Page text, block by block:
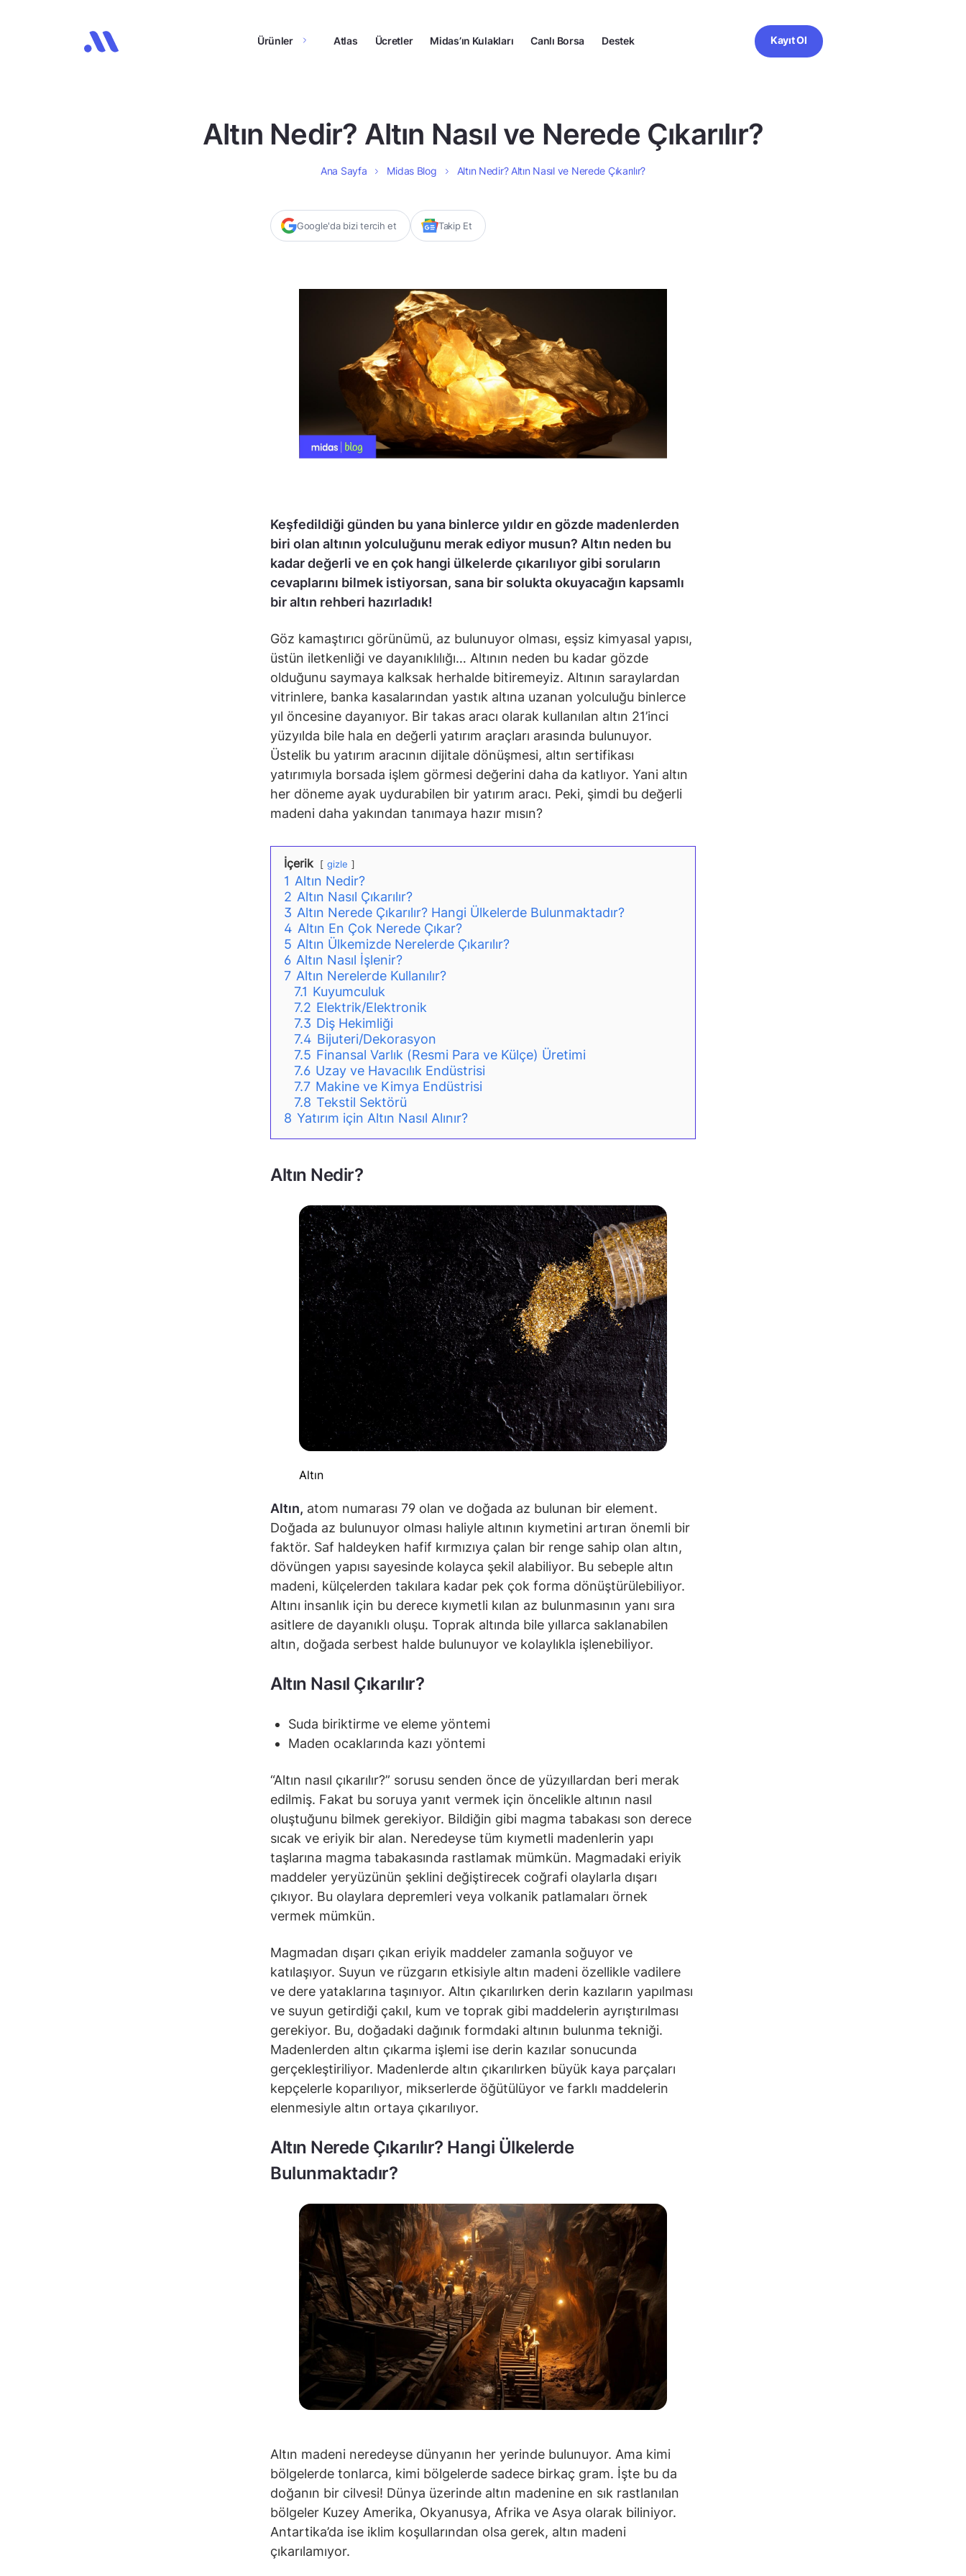
Ürünler Atlas Ücretler Midas’ın Kulakları Canlı Borsa Destek Kayıt Ol
Altın Nedir? Altın Nasıl ve Nerede Çıkarılır?
Ana Sayfa Midas Blog Altın Nedir? Altın Nasıl ve Nerede Çıkarılır?
Google'da bizi tercih et Takip Et
Keşfedildiği günden bu yana binlerce yıldır en gözde madenlerden
biri olan altının yolculuğunu merak ediyor musun? Altın neden bu
kadar değerli ve en çok hangi ülkelerde çıkarılıyor gibi soruların
cevaplarını bilmek istiyorsan, sana bir solukta okuyacağın kapsamlı
bir altın rehberi hazırladık!
Göz kamaştırıcı görünümü, az bulunuyor olması, eşsiz kimyasal yapısı,
üstün iletkenliği ve dayanıklılığı… Altının neden bu kadar gözde
olduğunu saymaya kalksak herhalde bitiremeyiz. Altının saraylardan
vitrinlere, banka kasalarından yastık altına uzanan yolculuğu binlerce
yıl öncesine dayanıyor. Bir takas aracı olarak kullanılan altın 21’inci
yüzyılda bile hala en değerli yatırım araçları arasında bulunuyor.
Üstelik bu yatırım aracının dijitale dönüşmesi, altın sertifikası
yatırımıyla borsada işlem görmesi değerini daha da katlıyor. Yani altın
her döneme ayak uydurabilen bir yatırım aracı. Peki, şimdi bu değerli
madeni daha yakından tanımaya hazır mısın?
İçerik gizle
1 Altın Nedir?
2 Altın Nasıl Çıkarılır?
3 Altın Nerede Çıkarılır? Hangi Ülkelerde Bulunmaktadır?
4 Altın En Çok Nerede Çıkar?
5 Altın Ülkemizde Nerelerde Çıkarılır?
6 Altın Nasıl İşlenir?
7 Altın Nerelerde Kullanılır?
7.1 Kuyumculuk
7.2 Elektrik/Elektronik
7.3 Diş Hekimliği
7.4 Bijuteri/Dekorasyon
7.5 Finansal Varlık (Resmi Para ve Külçe) Üretimi
7.6 Uzay ve Havacılık Endüstrisi
7.7 Makine ve Kimya Endüstrisi
7.8 Tekstil Sektörü
8 Yatırım için Altın Nasıl Alınır?
Altın Nedir?
Altın
Altın, atom numarası 79 olan ve doğada az bulunan bir element.
Doğada az bulunuyor olması haliyle altının kıymetini artıran önemli bir
faktör. Saf haldeyken hafif kırmızıya çalan bir renge sahip olan altın,
dövüngen yapısı sayesinde kolayca şekil alabiliyor. Bu sebeple altın
madeni, külçelerden takılara kadar pek çok forma dönüştürülebiliyor.
Altını insanlık için bu derece kıymetli kılan az bulunmasının yanı sıra
asitlere de dayanıklı oluşu. Toprak altında bile yıllarca saklanabilen
altın, doğada serbest halde bulunuyor ve kolaylıkla işlenebiliyor.
Altın Nasıl Çıkarılır?
Suda biriktirme ve eleme yöntemi
Maden ocaklarında kazı yöntemi
“Altın nasıl çıkarılır?” sorusu senden önce de yüzyıllardan beri merak
edilmiş. Fakat bu soruya yanıt vermek için öncelikle altının nasıl
oluştuğunu bilmek gerekiyor. Bildiğin gibi magma tabakası son derece
sıcak ve eriyik bir alan. Neredeyse tüm kıymetli madenlerin yapı
taşlarına magma tabakasında rastlamak mümkün. Magmadaki eriyik
maddeler yeryüzünün şeklini değiştirecek coğrafi olaylarla dışarı
çıkıyor. Bu olaylara depremleri veya volkanik patlamaları örnek
vermek mümkün.
Magmadan dışarı çıkan eriyik maddeler zamanla soğuyor ve
katılaşıyor. Suyun ve rüzgarın etkisiyle altın madeni özellikle vadilere
ve dere yataklarına taşınıyor. Altın çıkarılırken derin kazıların yapılması
ve suyun getirdiği çakıl, kum ve toprak gibi maddelerin ayrıştırılması
gerekiyor. Bu, doğadaki dağınık formdaki altının bulunma tekniği.
Madenlerden altın çıkarma işlemi ise derin kazılar sonucunda
gerçekleştiriliyor. Madenlerde altın çıkarılırken büyük kaya parçaları
kepçelerle koparılıyor, mikserlerde öğütülüyor ve farklı maddelerin
elenmesiyle altın ortaya çıkarılıyor.
Altın Nerede Çıkarılır? Hangi Ülkelerde
Bulunmaktadır?
Altın madeni neredeyse dünyanın her yerinde bulunuyor. Ama kimi
bölgelerde tonlarca, kimi bölgelerde sadece birkaç gram. İşte bu da
doğanın bir cilvesi! Dünya üzerinde altın madenine en sık rastlanılan
bölgeler Kuzey Amerika, Okyanusya, Afrika ve Asya olarak biliniyor.
Antartika’da ise iklim koşullarından olsa gerek, altın madeni
çıkarılamıyor.